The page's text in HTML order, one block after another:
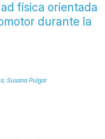
física orientada
durante la
Susana Pulgar